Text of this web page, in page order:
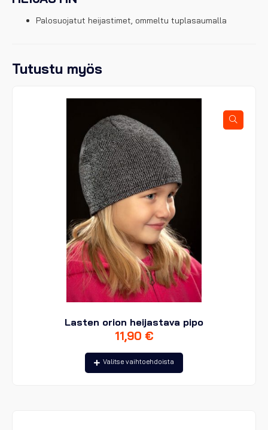
Palosuojatut heijastimet, ommeltu tuplasaumalla
Tutustu myös
Lasten orion heijastava pipo
11,90 €
Valitse vaihtoehdoista
Tällä
tuotteella